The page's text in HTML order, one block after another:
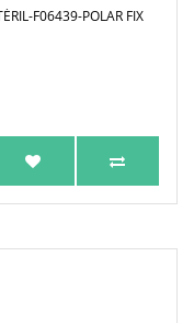
F06439-POLAR FIX